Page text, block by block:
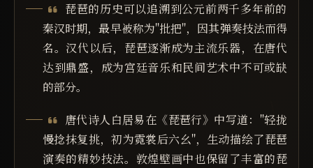
琵琶的历史可以追溯到公元前两千多年前的
秦汉时期，最早被称为"批把"，因其弹奏技法而得
名。汉代以后，琵琶逐渐成为主流乐器，在唐代
达到鼎盛，成为宫廷音乐和民间艺术中不可或缺
的部分。
唐代诗人白居易在《琵琶行》中写道："轻拢
慢捻抹复挑，初为霓裳后六幺"，生动描绘了琵琶
演奏的精妙技法。敦煌壁画中也保留了丰富的琵